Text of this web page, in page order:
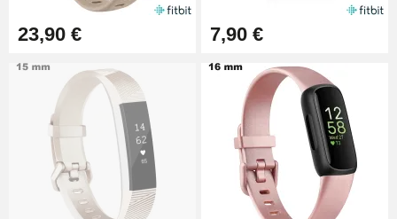
23,90 € 7,90 €